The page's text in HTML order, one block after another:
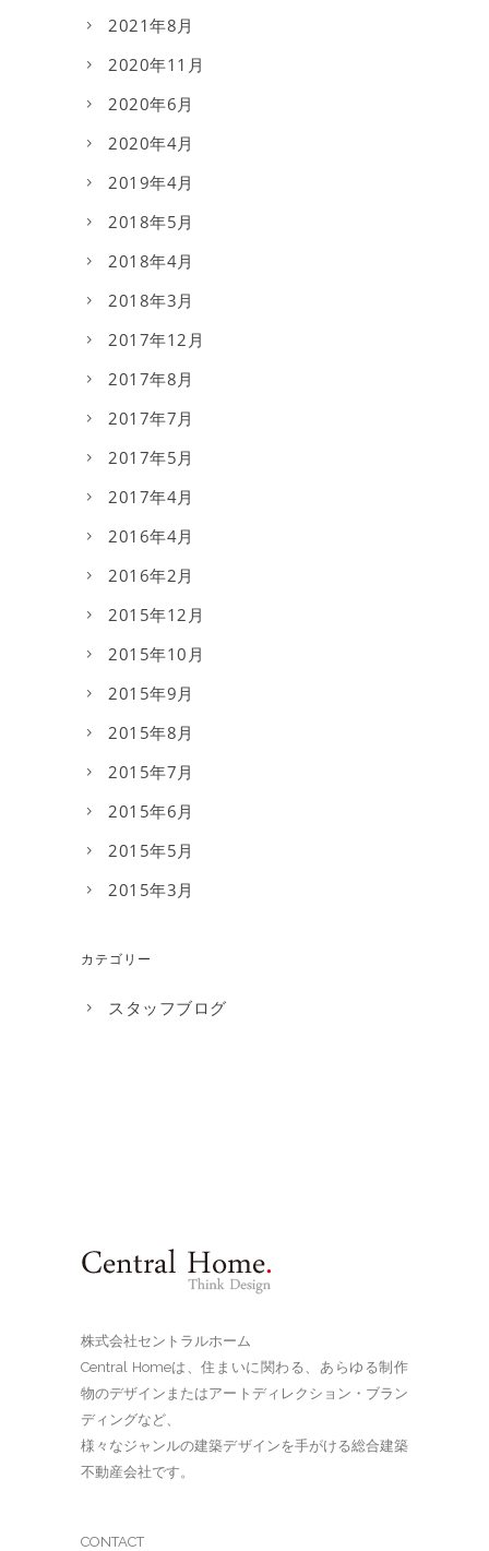
2021年8月
2020年11月
2020年6月
2020年4月
2019年4月
2018年5月
2018年4月
2018年3月
2017年12月
2017年8月
2017年7月
2017年5月
2017年4月
2016年4月
2016年2月
2015年12月
2015年10月
2015年9月
2015年8月
2015年7月
2015年6月
2015年5月
2015年3月
カテゴリー
スタッフブログ
株式会社セントラルホーム
Central Homeは、住まいに関わる、あらゆる制作
物のデザインまたはアートディレクション・ブラン
ディングなど、
様々なジャンルの建築デザインを手がける総合建築
不動産会社です。
CONTACT